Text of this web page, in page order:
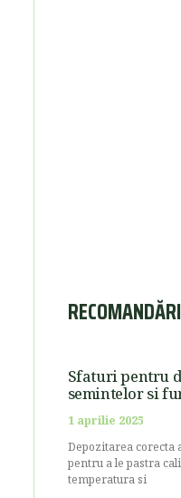
Sfaturi pentru
semintelor si
1 aprilie 2025
Depozitarea corecta
pentru a le pastra
temperatura si